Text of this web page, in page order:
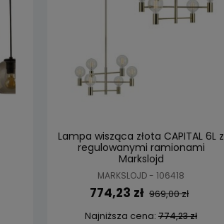
Lampa wisząca złota CAPITAL 6L z
regulowanymi ramionami
Markslojd
MARKSLOJD - 106418
774,23 zł 969,00 zł
Najniższa cena: 774,23 zł